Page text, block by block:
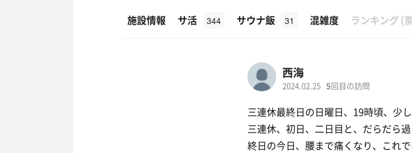
施設情報
サ活 344 サウナ飯 31 混雑度 ランキング (
西海
2024.02.25 5回目の訪問
三連休最終日の日曜日、19時頃、少
三連休、初日、二日目と、だらだら
終日の今日、腰まで痛くなり、これ